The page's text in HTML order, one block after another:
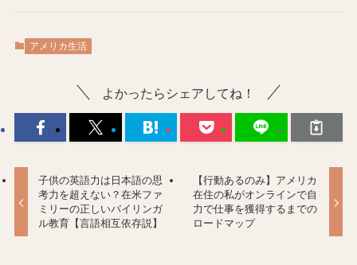
アメリカ生活
よかったらシェアしてね！
子供の英語力は日本語の思
考力を超えない？在米ファ
ミリーの正しいバイリンガ
ル教育【言語相互依存説】
【行動あるのみ】アメリカ
在住の私がオンラインで自
力で仕事を獲得するまでの
ロードマップ